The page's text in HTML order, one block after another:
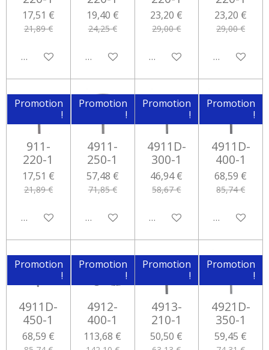
17,51 €
21,89 €
Ajouter au panier
19,40 €
24,25 €
Ajouter au panier
23,20 €
29,00 €
Ajouter au panier
23,20 €
29,00 €
Ajouter au
Promotion
!
911-
220-1
17,51 €
21,89 €
Ajouter au panier
Promotion
!
4911-
250-1
57,48 €
71,85 €
Ajouter au panier
Promotion
!
4911D-
300-1
46,94 €
58,67 €
Ajouter au panier
Promotion
!
4911D-
400-1
68,59 €
85,74 €
Ajouter au
Promotion
!
4911D-
450-1
68,59 €
Promotion
!
4912-
400-1
113,68 €
Promotion
!
4913-
210-1
50,50 €
Promotion
!
4921D-
350-1
59,45 €